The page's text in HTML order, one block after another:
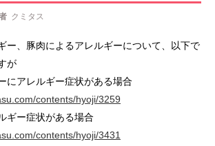
クミタス
ー、豚肉によるアレルギーについて、以下で
が
にアレルギー症状がある場合
contents/hyoji/3259
ギー症状がある場合
contents/hyoji/3431